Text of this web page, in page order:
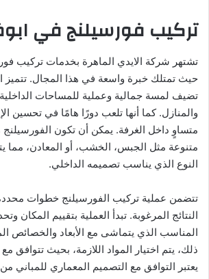
تركيب فورسيلنج في
تشتهر شركة الايدي الماهرة بخدمات تركيب
حيث تمتلك خبرة واسعة في هذا المجال. تتميز
تضيف لمسة جمالية وعملية للمساحات
والمنازل. كما أنها تلعب دورًا هامًا في تحسين
متساوٍ داخل الغرفة. يمكن أن تكون
متنوعة مثل الجبس، الخشب، أو المعادن، مما
النوع الذي يناسب تصميمه الداخلي.
تتضمن عملية تركيب الفورسيلنج خطوات
النتائج المرغوبة. تبدأ العملية بتقييم المكان
المناسب الذي يتماشى مع الأبعاد والخصائص
ذلك، يتم اختيار المواد اللازمة، بحيث تتوافق
يعتبر التوافق مع التصميم المعماري للمباني من